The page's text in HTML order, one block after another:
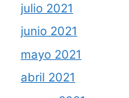
julio 2021
junio 2021
mayo 2021
abril 2021